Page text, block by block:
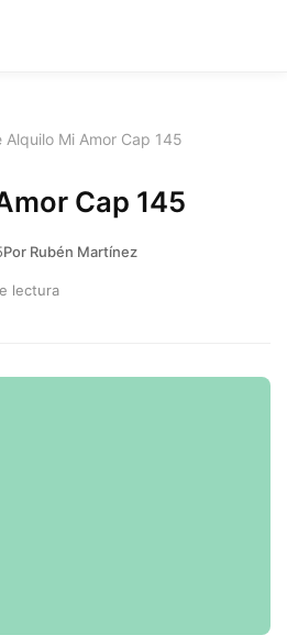
Alquilo Mi Amor Cap 145
Cap 145
Por Rubén Martínez
lectura